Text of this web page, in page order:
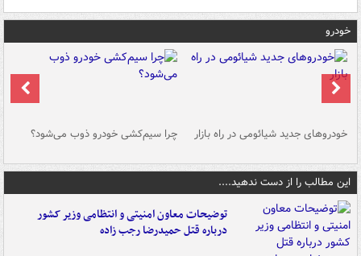
خودرو
خودروهای جدید شیائومی در راه بازار چرا سیم‌کشی خودرو ذوب می‌شود؟
این مطالب را از دست ندهید....
توضیحات معاون امنیتی و انتظامی وزیر کشور
درباره قتل حمیدرضا رجب زاده